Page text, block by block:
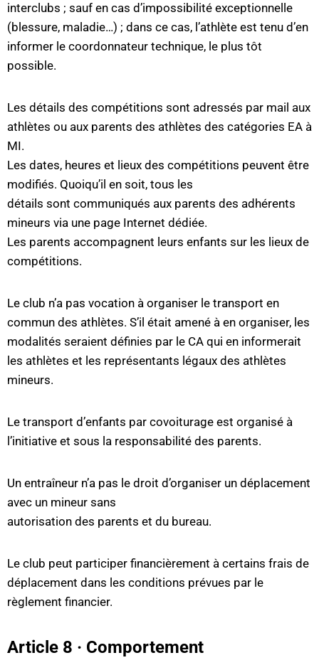
interclubs ; sauf en cas d’impossibilité exceptionnelle
(blessure, maladie…) ; dans ce cas, l’athlète est tenu d’en
informer le coordonnateur technique, le plus tôt
possible.
Les détails des compétitions sont adressés par mail aux
athlètes ou aux parents des athlètes des catégories EA à
MI.
Les dates, heures et lieux des compétitions peuvent être
modifiés. Quoiqu’il en soit, tous les
détails sont communiqués aux parents des adhérents
mineurs via une page Internet dédiée.
Les parents accompagnent leurs enfants sur les lieux de
compétitions.
Le club n’a pas vocation à organiser le transport en
commun des athlètes. S’il était amené à en organiser, les
modalités seraient définies par le CA qui en informerait
les athlètes et les représentants légaux des athlètes
mineurs.
Le transport d’enfants par covoiturage est organisé à
l’initiative et sous la responsabilité des parents.
Un entraîneur n’a pas le droit d’organiser un déplacement
avec un mineur sans
autorisation des parents et du bureau.
Le club peut participer financièrement à certains frais de
déplacement dans les conditions prévues par le
règlement financier.
Article 8 · Comportement